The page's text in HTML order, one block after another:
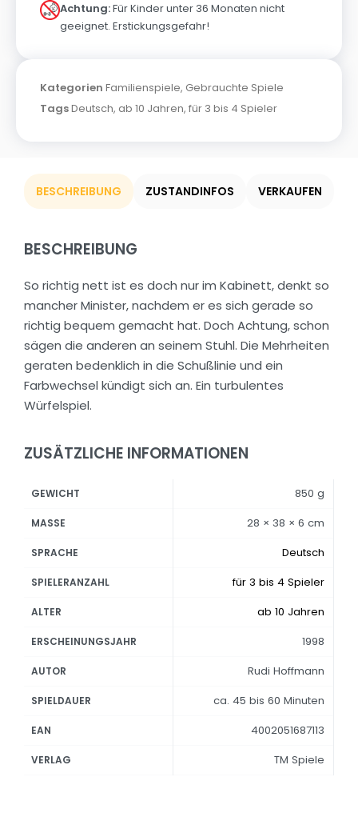
Achtung:Für Kinder unter 36 Monaten nicht
geeignet. Erstickungsgefahr!
Kategorien Familienspiele, Gebrauchte Spiele
TagsDeutsch, ab 10 Jahren, für 3 bis 4 Spieler
BESCHREIBUNG ZUSTANDINFOS VERKAUFEN
BESCHREIBUNG
So richtig nett ist es doch nur im Kabinett, denkt so
mancher Minister, nachdem er es sich gerade so
richtig bequem gemacht hat. Doch Achtung, schon
sägen die anderen an seinem Stuhl. Die Mehrheiten
geraten bedenklich in die Schußlinie und ein
Farbwechsel kündigt sich an. Ein turbulentes
Würfelspiel.
ZUSÄTZLICHE INFORMATIONEN
GEWICHT 850 g
MASSE 28 × 38 × 6 cm
SPRACHE Deutsch
SPIELERANZAHL für 3 bis 4 Spieler
ALTER ab 10 Jahren
ERSCHEINUNGSJAHR 1998
AUTOR Rudi Hoffmann
SPIELDAUER ca. 45 bis 60 Minuten
EAN 4002051687113
VERLAG TM Spiele